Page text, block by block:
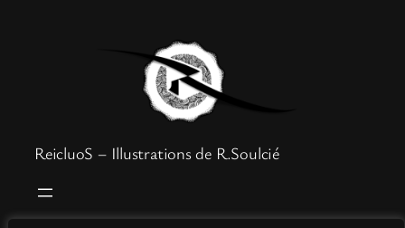
ReicluoS – Illustrations de R.Soulcié